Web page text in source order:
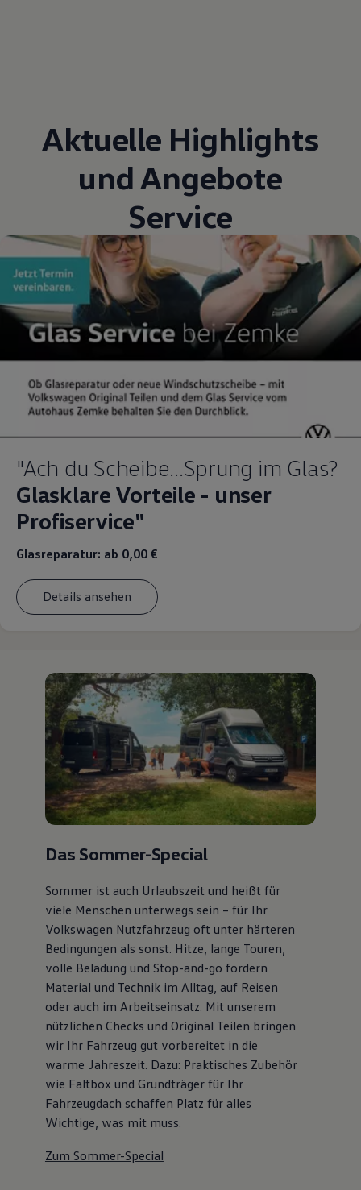
Aktuelle Highlights
und Angebote
Service
"Ach du Scheibe...Sprung im Glas?
Glasklare Vorteile - unser
Profiservice"
Glasreparatur: ab 0,00 €
Details ansehen
Das Sommer-Special
Sommer ist auch Urlaubszeit und heißt für
viele Menschen unterwegs sein – für Ihr
Volkswagen Nutzfahrzeug oft unter härteren
Bedingungen als sonst. Hitze, lange Touren,
volle Beladung und Stop-and-go fordern
Material und Technik im Alltag, auf Reisen
oder auch im Arbeitseinsatz. Mit unserem
nützlichen Checks und Original Teilen bringen
wir Ihr Fahrzeug gut vorbereitet in die
warme Jahreszeit. Dazu: Praktisches Zubehör
wie Faltbox und Grundträger für Ihr
Fahrzeugdach schaffen Platz für alles
Wichtige, was mit muss.
Zum Sommer-Special